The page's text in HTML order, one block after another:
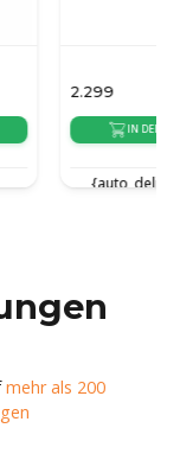
IN DEN WARENKORB
mehr als 200